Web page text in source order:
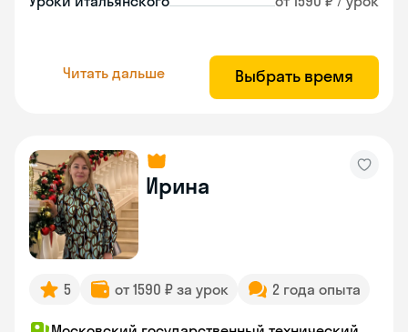
Читать дальше Выбрать время
Ирина
5 от 1590 ₽ за урок 2 года опыта